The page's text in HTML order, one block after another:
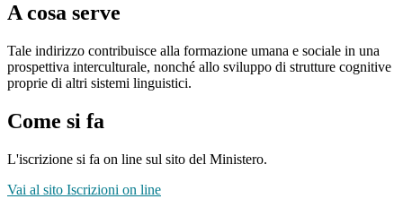
A cosa serve
Tale indirizzo contribuisce alla formazione umana e sociale in una
prospettiva interculturale, nonché allo sviluppo di strutture cognitive
proprie di altri sistemi linguistici.
Come si fa
L'iscrizione si fa on line sul sito del Ministero.
Vai al sito Iscrizioni on line